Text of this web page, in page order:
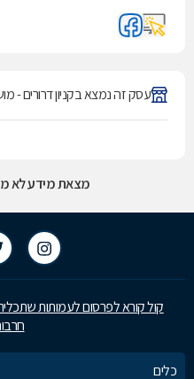
עסק זה נמצא בקניון דרורים -
מצאת מידע לא
קול קורא לפרסום לעמותות
כלים